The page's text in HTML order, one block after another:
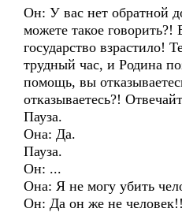
Он: У вас нет обратной
можете такое
государство взрастило!
трудный час, и Родина
помощь, вы
отказываетесь?!
Пауза.
Она: Да.
Пауза.
Он: ...
Она: Я не могу убить
Он: Да он же не человек!!